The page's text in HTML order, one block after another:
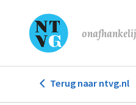
de
Hoofdnavigatie
Terug naar ntvg.nl